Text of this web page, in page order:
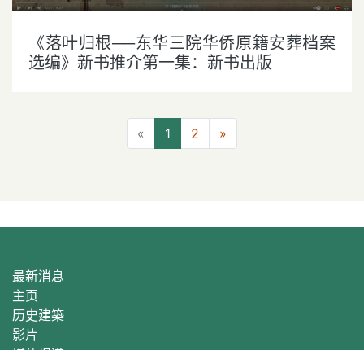
《落叶归根──东华三院华侨原籍安葬档案
选编》新书推介第一集：新书出版
« 上一页
1 2 »
最新消息
主页
历史建築
影片